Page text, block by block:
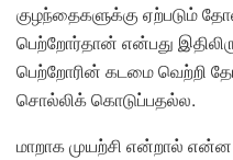
குழந்தைகளுக்கு ஏற்படும்
பெற்றோர்தான் என்பது
பெற்றோரின் கடமை வெற்றி
சொல்லிக் கொடுப்பதல்ல.
மாறாக முயற்சி என்றால்